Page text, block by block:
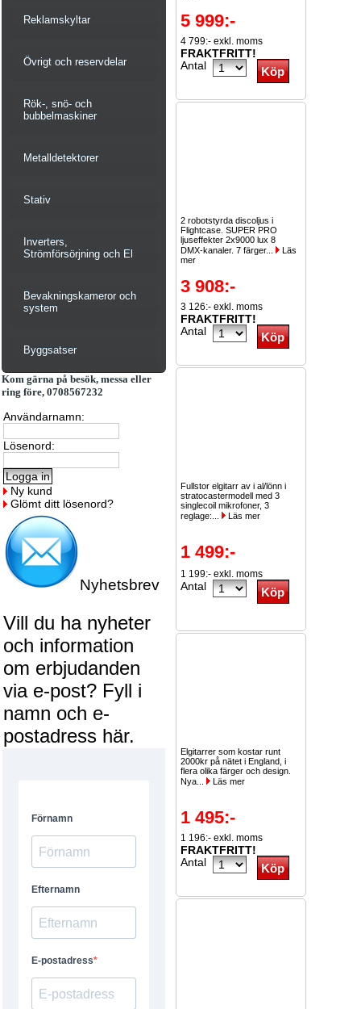
Reklamskyltar
Övrigt och reservdelar
Rök-, snö- och
bubbelmaskiner
Metalldetektorer
Stativ
Inverters,
Strömförsörjning och El
Bevakningskameror och
system
Byggsatser
Kom gärna på besök, messa eller
ring före, 0708567232
Användarnamn:
Lösenord:
Ny kund
Glömt ditt lösenord?
Nyhetsbrev
Vill du ha nyheter
och information
om erbjudanden
via e-post? Fyll i
namn och e-
postadress här.
5 999:-
4 799:- exkl. moms
FRAKTFRITT!
Antal
2 robotstyrda discoljus i
Flightcase. SUPER PRO
ljuseffekter 2x9000 lux 8
DMX-kanaler. 7 färger...
Läs
mer
3 908:-
3 126:- exkl. moms
FRAKTFRITT!
Antal
Fullstor elgitarr av i al/lönn i
stratocastermodell med 3
singlecoil mikrofoner, 3
reglage:...
Läs mer
1 499:-
1 199:- exkl. moms
Antal
Elgitarrer som kostar runt
2000kr på nätet i England, i
flera olika färger och design.
Nya...
Läs mer
1 495:-
1 196:- exkl. moms
FRAKTFRITT!
Antal